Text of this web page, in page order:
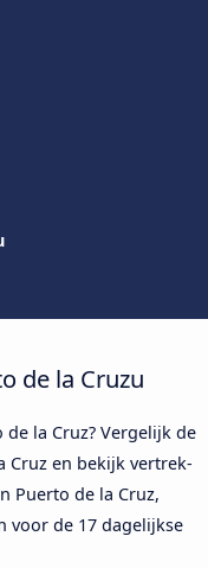
de la Cruzu
la Cruz? Vergelijk de
Cruz en bekijk vertrek-
Puerto de la Cruz,
voor de 17 dagelijkse